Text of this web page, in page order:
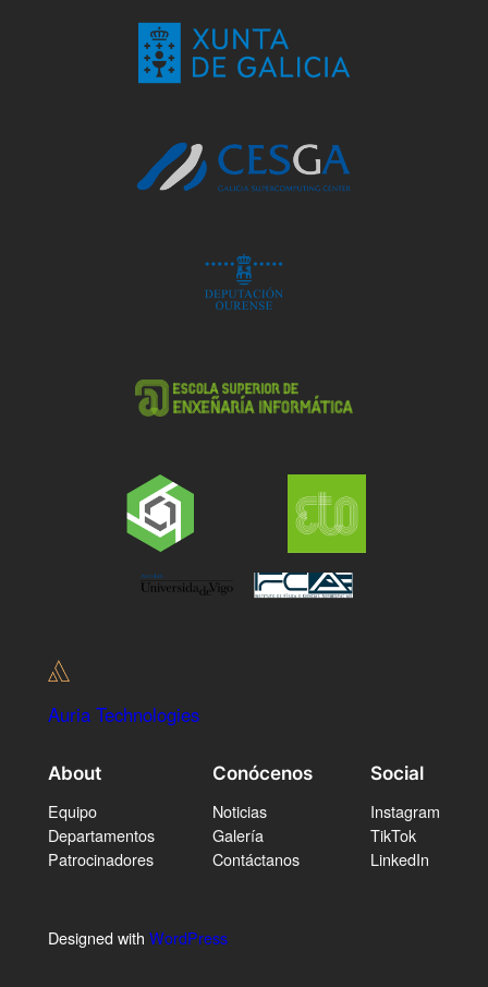
Auria Technologies
About
Equipo
Departamentos
Patrocinadores
Conócenos
Noticias
Galería
Contáctanos
Social
Instagram
TikTok
LinkedIn
Designed with WordPress